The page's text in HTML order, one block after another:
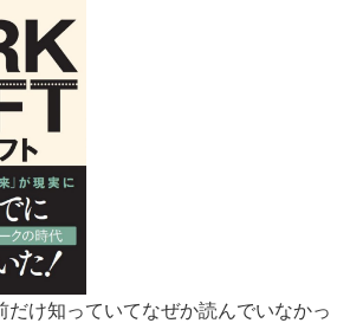
け知っていてなぜか読んでいなかっ